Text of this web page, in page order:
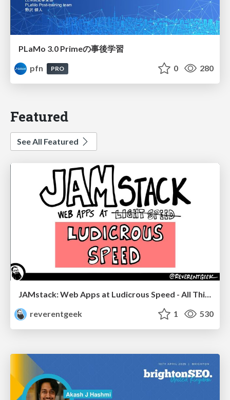
PLaMo 3.0 Primeの事後学習
pfn
PRO 0 280
Featured
See All Featured
JAMstack: Web Apps at Ludicrous Speed - All Things Open 2022
reverentgeek
1 530